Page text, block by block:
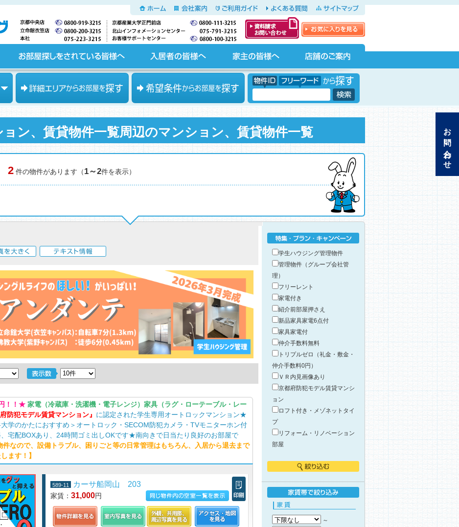
ホーム 会社案内 ご利用ガイド よくある質問 サイトマップ
資料請求・お問
い合わせ
エリアからお部屋を探す 希望条件からお部屋を探す
物件ID フリーワードから探す
ン、賃貸物件一覧周辺のマンション、賃貸物件一覧
2 件の物件があります（1～2件を表示）
！！★ 家電（冷蔵庫・洗濯機・電子レンジ）家具（ラグ・ローテーブル・レー
府防犯モデル賃貸マンション』 に認定された学生専用オートロックマンション★
学のかたにおすすめ＞オートロック・SECOM防犯カメラ・TVモニターホン付
宅配BOXあり、24時間ゴミ出しOKです★南向きで日当たり良好のお部屋で
件なので、設備トラブル、困りごと等の日常管理はもちろん、入居から退去まで
ます！】
589-11 カーサ船岡山 203
家賃： 31,000円
この物件の空室一覧を見る 印刷
学生ハウジング管理物件
管理物件（グループ会社管
理）
フリーレント
家電付き
紹介前部屋押さえ
新品家具家電6点付
家具家電付
仲介手数料無料
トリプルゼロ（礼金・敷金・
仲介手数料0円）
ＶＲ内見画像あり
京都府防犯モデル賃貸マンシ
ョン
ロフト付き・メゾネットタイ
プ
リフォーム・リノベーション
部屋
～
お問い合わせ